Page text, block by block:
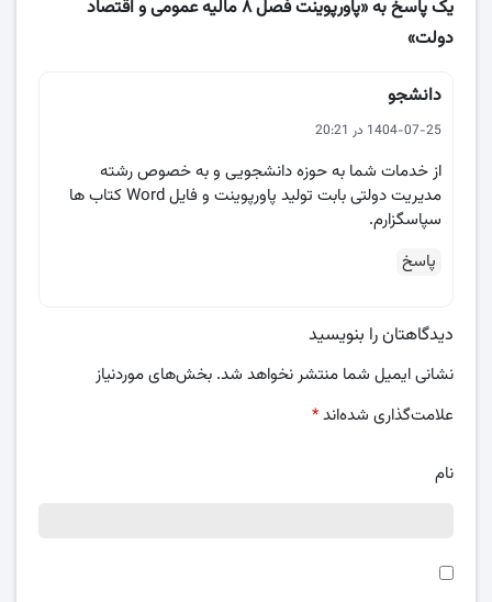
یک پاسخ به «پاورپوینت فصل 8 مالیه عمومی و اقتصاد
دولت»
دانشجو
1404-07-25 در 20:21
از خدمات شما به حوزه دانشجویی و به خصوص رشته
مدیریت دولتی بابت تولید پاورپوینت و فایل Word کتاب ها
سپاسگزارم.
پاسخ
دیدگاهتان را بنویسید
نشانی ایمیل شما منتشر نخواهد شد. بخش‌های موردنیاز
علامت‌گذاری شده‌اند*
نام